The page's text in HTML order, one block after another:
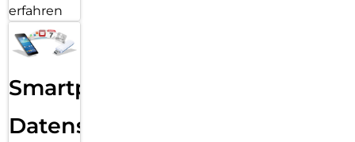
erfahren
Smartphone
Datensicherung